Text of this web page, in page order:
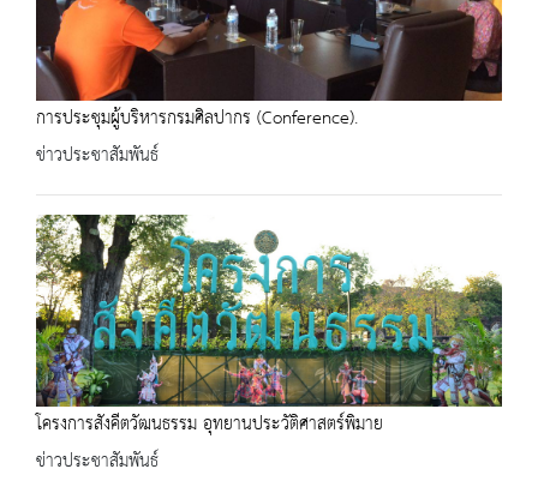
การประชุมผู้บริหารกรมศิลปากร (Conference).
ข่าวประชาสัมพันธ์
โครงการสังคีตวัฒนธรรม อุทยานประวัติศาสตร์พิมาย
ข่าวประชาสัมพันธ์